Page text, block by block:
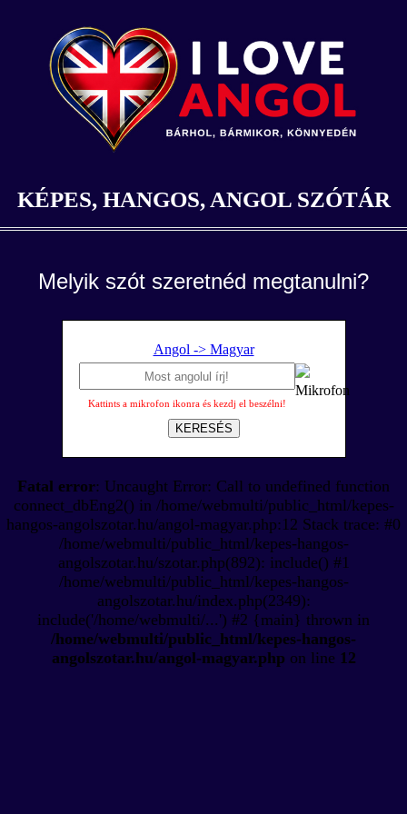
KÉPES, HANGOS, ANGOL SZÓTÁR
Melyik szót szeretnéd megtanulni?
Angol -> Magyar
Kattints a mikrofon ikonra és kezdj el beszélni!
KERESÉS
Fatal error: Uncaught Error: Call to undefined function
connect_dbEng2() in /home/webmulti/public_html/kepes-
hangos-angolszotar.hu/angol-magyar.php:12 Stack trace: #0
/home/webmulti/public_html/kepes-hangos-
angolszotar.hu/szotar.php(892): include() #1
/home/webmulti/public_html/kepes-hangos-
angolszotar.hu/index.php(2349):
include('/home/webmulti/...') #2 {main} thrown in
/home/webmulti/public_html/kepes-hangos-
angolszotar.hu/angol-magyar.php on line 12